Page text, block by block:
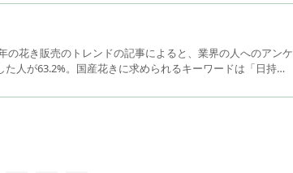
花き販売のトレンドの記事によると、業界の人へのアンケ
人が63.2%。国産花きに求められるキーワードは「日持…